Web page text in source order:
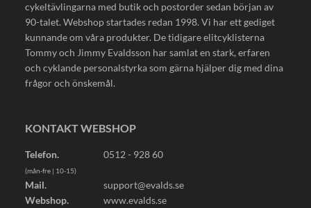
cykeltävlingarna med butik och postorder sedan början av
90-talet. Webshop startades redan 1998. Vi har ett gediget
kunnande om våra produkter. De tidigare elitcyklisterna
Tommy och Jimmy Evaldsson har samlat en stark, erfaren
och cyklande personalstyrka som gärna hjälper dig med dina
frågor och önskemål.
KONTAKT WEBSHOP
Telefon. 0512 - 928 60
(mån-fre | 10-15)
Mail.
support@evalds.se
Webshop.
www.evalds.se